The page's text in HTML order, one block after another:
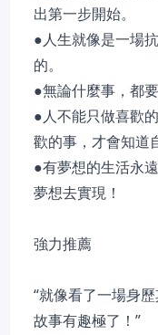
出第一步開始。
●人生就像是一場
的。
●無論什麼事，都
●人不能只做喜歡
歡的事，才會知道
●有夢想的生活永
夢想去實現！
強力推薦
“就像看了一場身
故事有趣極了！”